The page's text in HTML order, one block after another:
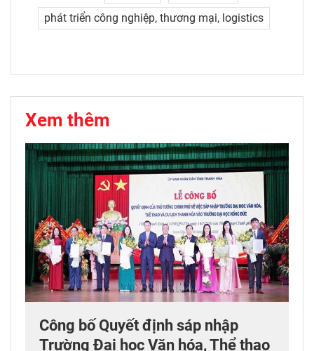
phát triển công nghiệp, thương mại, logistics
Xem thêm
Công bố Quyết định sáp nhập
Trường Đại học Văn hóa, Thể thao